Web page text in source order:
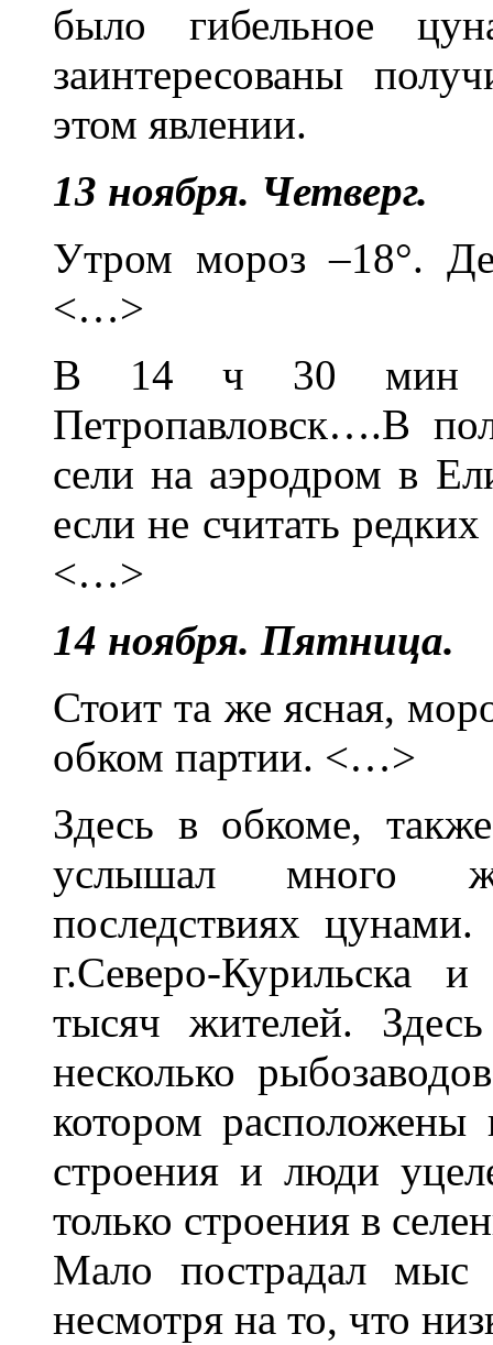
было гибельное
заинтересованы
этом явлении.
13 ноября. Четверг.
Утром мороз –18°.
<…>
В 14 ч 30 мин
Петропавловск….В
сели на аэродром в
если не считать
<…>
14 ноября. Пятница.
Стоит та же ясная,
обком партии. <…>
Здесь в обкоме,
услышал много
последствиях
г.Северо-Курильска
тысяч жителей.
несколько
котором расположены
строения и люди
только строения в
Мало пострадал мыс
несмотря на то, что